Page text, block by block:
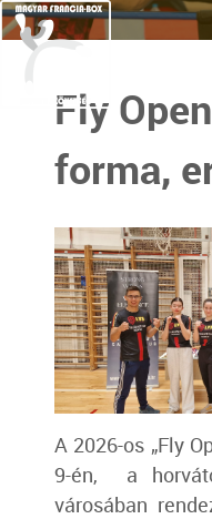
Fly
forma,
A 2026-os „Fly
9-én,
a
városában